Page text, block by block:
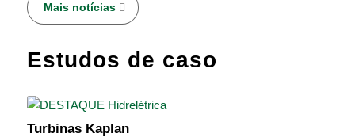
Mais notícias
Estudos de caso
Turbinas Kaplan